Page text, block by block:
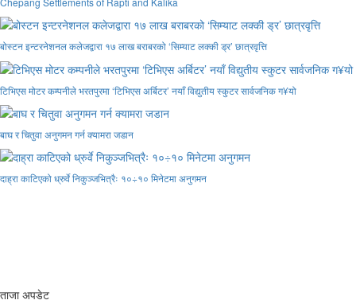
बोस्टन इन्टरनेशनल कलेजद्वारा १७ लाख बराबरको ‘सिम्याट लक्की ड्र’ छात्रवृत्ति
टिभिएस मोटर कम्पनीले भरतपुरमा ‘टिभिएस अर्बिटर’ नयाँ विद्युतीय स्कुटर सार्वजनिक ग¥यो
बाघ र चितुवा अनुगमन गर्न क्यामरा जडान
दाह्रा काटिएको ध्रुर्वे निकुञ्जभित्रैः १०÷१० मिनेटमा अनुगमन
ताजा अपडेट